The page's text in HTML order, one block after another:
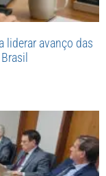
liderar avanço das